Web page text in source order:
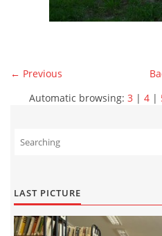
← Previous
Automatic browsing: 3 | 4 |
LAST PICTURE